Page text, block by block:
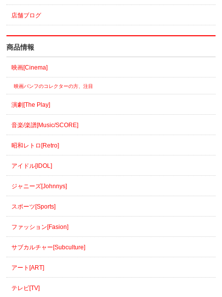
店舗ブログ
商品情報
映画[Cinema]
映画パンフのコレクターの方、注目
演劇[The Play]
音楽/楽譜[Music/SCORE]
昭和レトロ[Retro]
アイドル[IDOL]
ジャニーズ[Johnnys]
スポーツ[Sports]
ファッション[Fasion]
サブカルチャー[Subculture]
アート[ART]
テレビ[TV]